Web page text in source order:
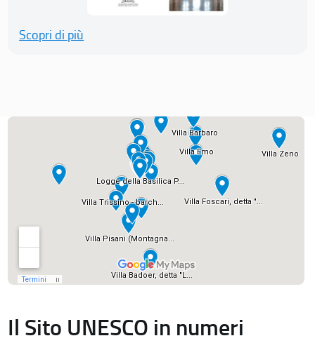
Scopri di più
Il Sito UNESCO in numeri